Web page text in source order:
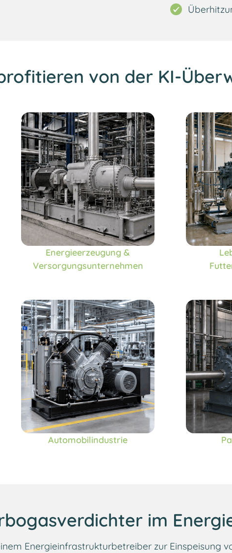
von der KI-
Energieerzeugung &
Versorgungsunternehmen
Automobilindustrie
im
Energieinfrastrukturbetreiber zur Einspeisung